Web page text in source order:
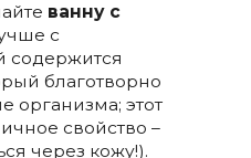
ванну с
с
содержится
благотворно
организма; этот
свойство –
через кожу!).